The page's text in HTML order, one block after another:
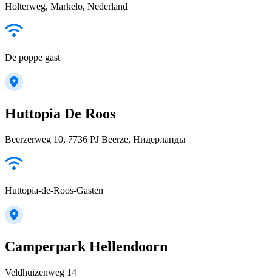
Holterweg, Markelo, Nederland
De poppe gast
Huttopia De Roos
Beerzerweg 10, 7736 PJ Beerze, Нидерланды
Huttopia-de-Roos-Gasten
Camperpark Hellendoorn
Veldhuizenweg 14